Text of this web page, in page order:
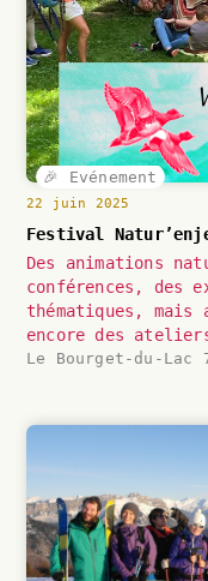
🎉 Evénement
22 juin 2025
Festival
Des animations
conférences, des
thématiques,
encore des
Le Bourget-du-Lac